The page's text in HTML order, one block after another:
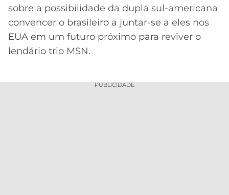
sobre a possibilidade da dupla sul-americana
convencer o brasileiro a juntar-se a eles nos
EUA em um futuro próximo para reviver o
lendário trio MSN.
PUBLICIDADE